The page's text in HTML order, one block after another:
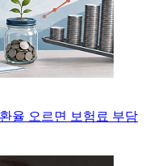
율 오르면 보험료 부담